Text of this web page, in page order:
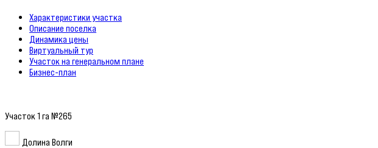
Характеристики участка
Описание поселка
Динамика цены
Виртуальный тур
Участок на генеральном плане
Бизнес-план
Участок 1 га №265
Долина Волги